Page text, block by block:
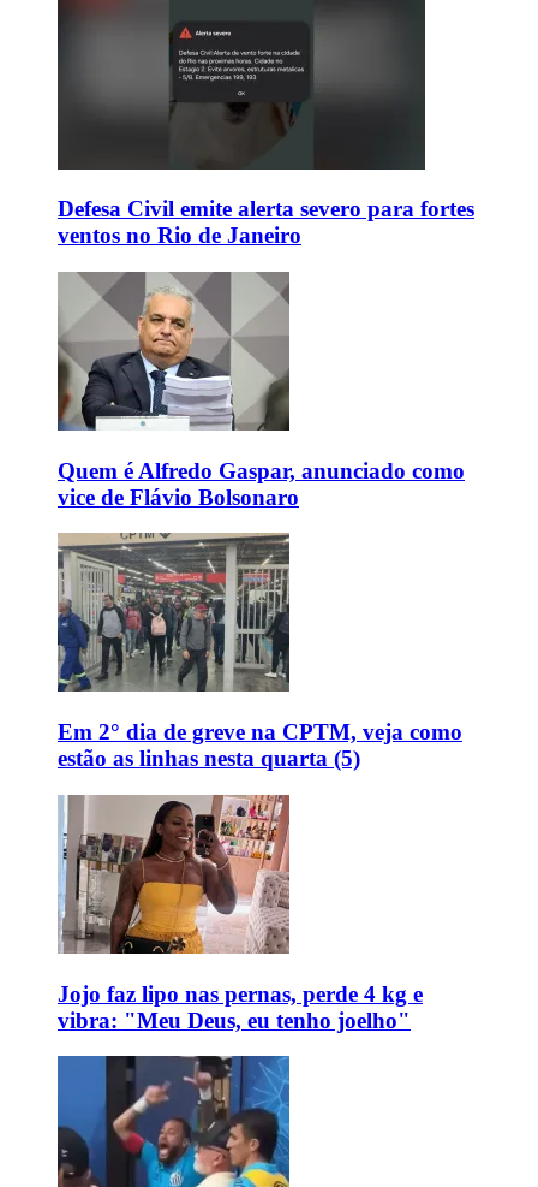
Defesa Civil emite alerta severo para fortes
ventos no Rio de Janeiro
Quem é Alfredo Gaspar, anunciado como
vice de Flávio Bolsonaro
Em 2° dia de greve na CPTM, veja como
estão as linhas nesta quarta (5)
Jojo faz lipo nas pernas, perde 4 kg e
vibra: "Meu Deus, eu tenho joelho"